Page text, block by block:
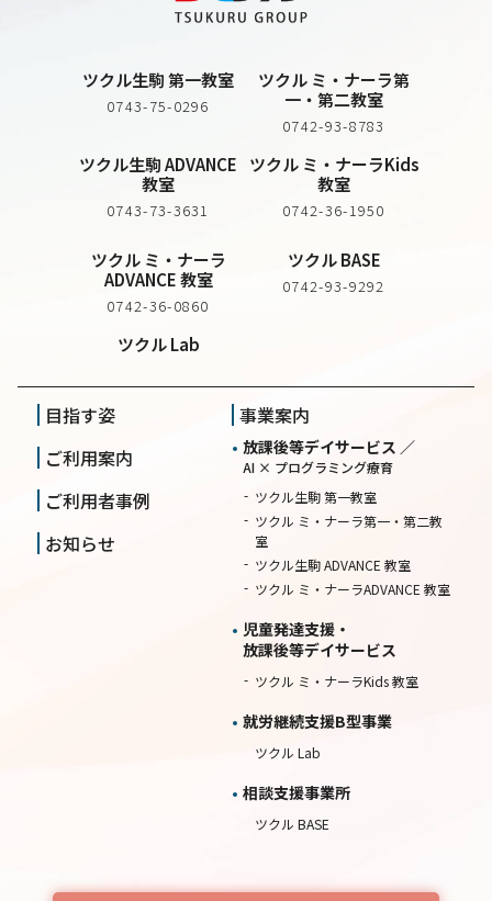
ツクル ミ・ナーラKids
教室
0742-36-1950
ツクル生駒 第一教室
0743-75-0296
ツクル ミ・ナーラ第
一・第二教室
0742-93-8783
ツクル生駒 ADVANCE
教室
0743-73-3631
ツクル ミ・ナーラ
ADVANCE 教室
0742-36-0860
ツクル Lab
ツクル BASE
0742-93-9292
目指す姿
ご利用案内
ご利用者事例
お知らせ
事業案内
放課後等デイサービス ／
AI × プログラミング療育
ツクル生駒 第一教室
ツクル ミ・ナーラ第一・第二教
室
ツクル生駒 ADVANCE 教室
ツクル ミ・ナーラADVANCE 教室
児童発達支援・
放課後等デイサービス
ツクル ミ・ナーラKids 教室
就労継続⽀援B型事業
ツクル Lab
相談⽀援事業所
ツクル BASE